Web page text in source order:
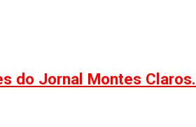
do Jornal Montes